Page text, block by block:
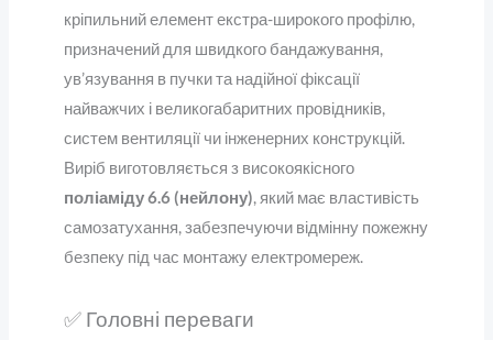
кріпильний елемент екстра-широкого профілю,
призначений для швидкого бандажування,
ув’язування в пучки та надійної фіксації
найважчих і великогабаритних провідників,
систем вентиляції чи інженерних конструкцій.
Виріб виготовляється з високоякісного
поліаміду 6.6 (нейлону), який має властивість
самозатухання, забезпечуючи відмінну пожежну
безпеку під час монтажу електромереж.
✅ Головні переваги